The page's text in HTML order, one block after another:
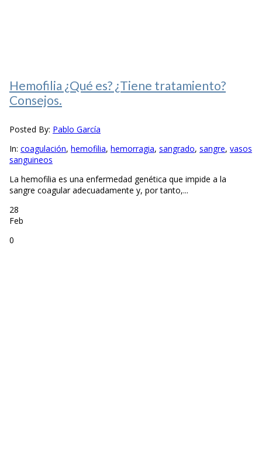
Hemofilia ¿Qué es? ¿Tiene tratamiento?
Consejos.
Posted By: Pablo García
In: coagulación, hemofilia, hemorragia, sangrado, sangre, vasos
sanguineos
La hemofilia es una enfermedad genética que impide a la
sangre coagular adecuadamente y, por tanto,...
28
Feb
0